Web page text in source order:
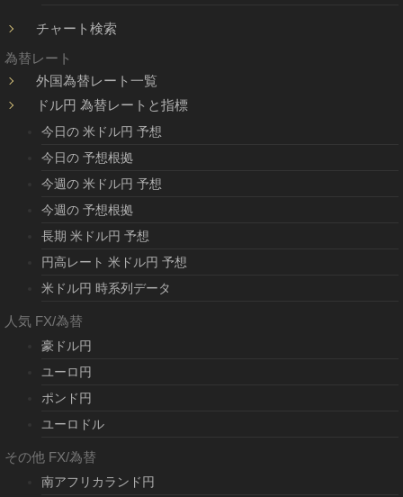
チャート検索
為替レート
外国為替レート一覧
ドル円 為替レートと指標
今日の 米ドル円 予想
今日の 予想根拠
今週の 米ドル円 予想
今週の 予想根拠
長期 米ドル円 予想
円高レート 米ドル円 予想
米ドル円 時系列データ
人気 FX/為替
豪ドル円
ユーロ円
ポンド円
ユーロドル
その他 FX/為替
南アフリカランド円